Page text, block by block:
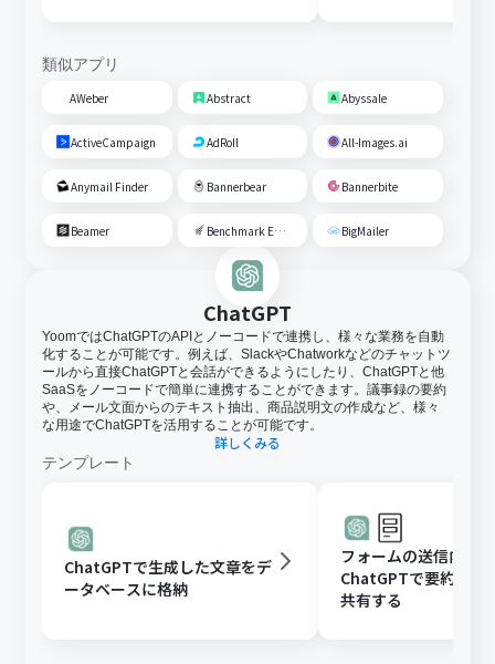
類似アプリ
AWeber Abstract Abyssale
ActiveCampaign AdRoll All-Images.ai
Anymail Finder Bannerbear Bannerbite
Beamer Benchmark Email BigMailer
ChatGPT
YoomではChatGPTのAPIとノーコードで連携し、様々な業務を自動
化することが可能です。例えば、SlackやChatworkなどのチャットツ
ールから直接ChatGPTと会話ができるようにしたり、ChatGPTと他
SaaSをノーコードで簡単に連携することができます。議事録の要約
や、メール文面からのテキスト抽出、商品説明文の作成など、様々
な用途でChatGPTを活用することが可能です。
詳しくみる
テンプレート
ChatGPTで生成した文章をデ
ータベースに格納
フォームの送信内容を
ChatGPTで要約し、
共有する